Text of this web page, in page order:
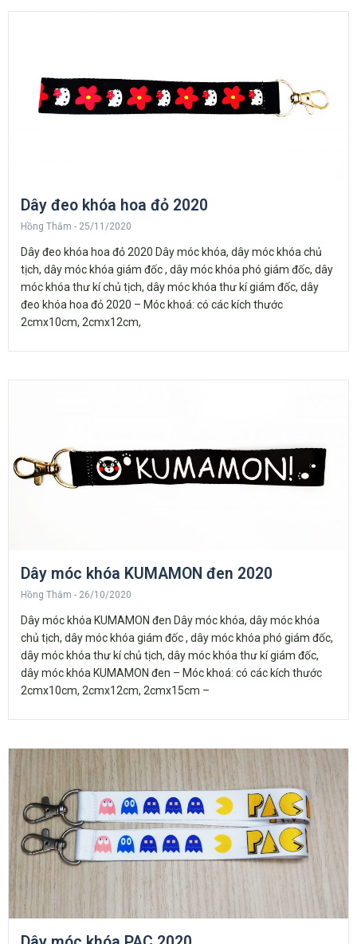
Dây đeo khóa hoa đỏ 2020
Hồng Thắm 25/11/2020
Dây đeo khóa hoa đỏ 2020 Dây móc khóa, dây móc khóa chủ
tịch, dây móc khóa giám đốc , dây móc khóa phó giám đốc, dây
móc khóa thư kí chủ tịch, dây móc khóa thư kí giám đốc, dây
đeo khóa hoa đỏ 2020 – Móc khoá: có các kích thước
2cmx10cm, 2cmx12cm,
Dây móc khóa KUMAMON đen 2020
Hồng Thắm 26/10/2020
Dây móc khóa KUMAMON đen Dây móc khóa, dây móc khóa
chủ tịch, dây móc khóa giám đốc , dây móc khóa phó giám đốc,
dây móc khóa thư kí chủ tịch, dây móc khóa thư kí giám đốc,
dây móc khóa KUMAMON đen – Móc khoá: có các kích thước
2cmx10cm, 2cmx12cm, 2cmx15cm –